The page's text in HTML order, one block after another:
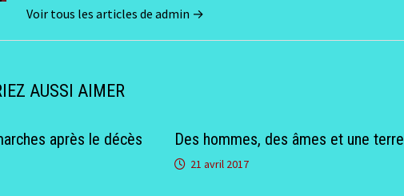
Voir tous les articles de admin →
AUSSI AIMER
après le décès Des hommes, des âmes et une terre
21 avril 2017